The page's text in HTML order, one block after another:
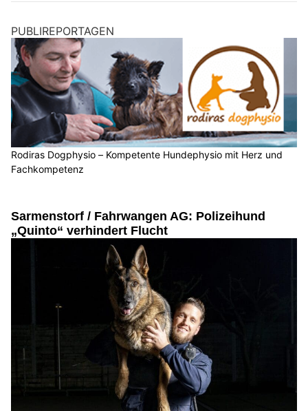
PUBLIREPORTAGEN
Rodiras Dogphysio – Kompetente Hundephysio mit Herz und
Fachkompetenz
Sarmenstorf / Fahrwangen AG: Polizeihund
„Quinto“ verhindert Flucht